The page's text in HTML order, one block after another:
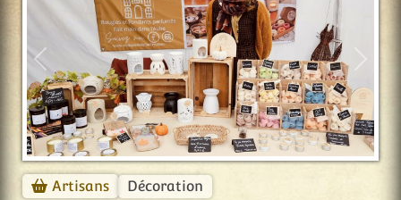
Précédent
Artisans Décoration